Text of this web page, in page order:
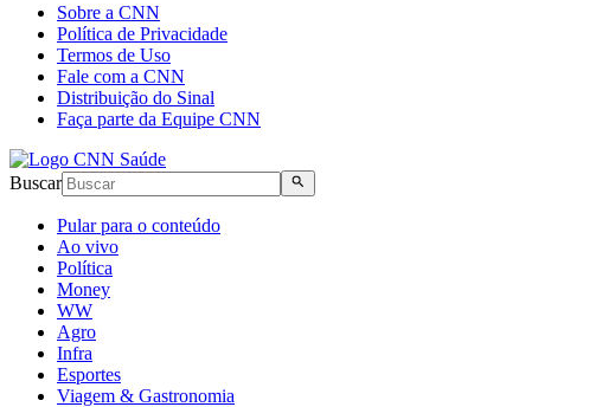
Sobre a CNN
Política de Privacidade
Termos de Uso
Fale com a CNN
Distribuição do Sinal
Faça parte da Equipe CNN
Buscar
Pular para o conteúdo
Ao vivo
Política
Money
WW
Agro
Infra
Esportes
Viagem & Gastronomia